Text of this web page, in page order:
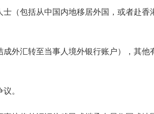
（包括从中国内地移居外国，或者赴香
外汇转至当事人境外银行账户），其他
。